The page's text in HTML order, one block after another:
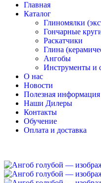
Главная
Каталог
Глиномялки
Гончарные
Раскатчики
Глина
Ангобы
Инструменты и
О нас
Новости
Полезная информация
Наши Дилеры
Контакты
Обучение
Оплата и доставка